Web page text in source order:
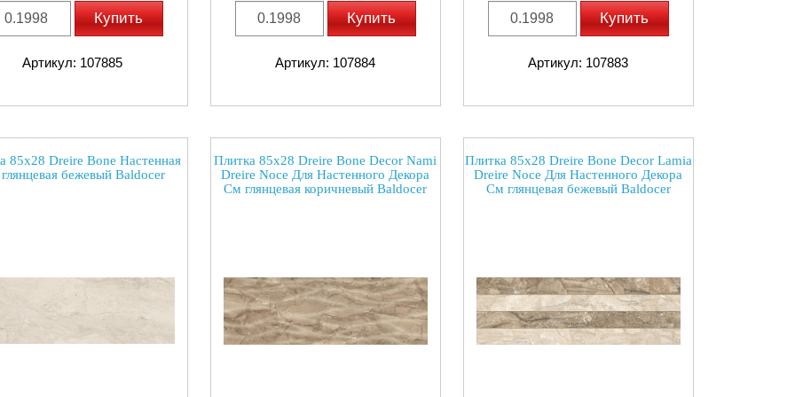
Купить
Артикул: 107885
Купить
Артикул: 107884
Купить
Артикул: 107883
85x28 Dreire Bone Настенная
бежевый Baldocer
Плитка 85x28 Dreire Bone Decor Nami
Dreire Noce Для Настенного Декора
См глянцевая коричневый Baldocer
Плитка 85x28 Dreire Bone Decor Lamia
Dreire Noce Для Настенного Декора
См глянцевая бежевый Baldocer